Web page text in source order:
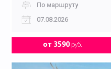
По маршруту
07.08.2026
от 3590руб.